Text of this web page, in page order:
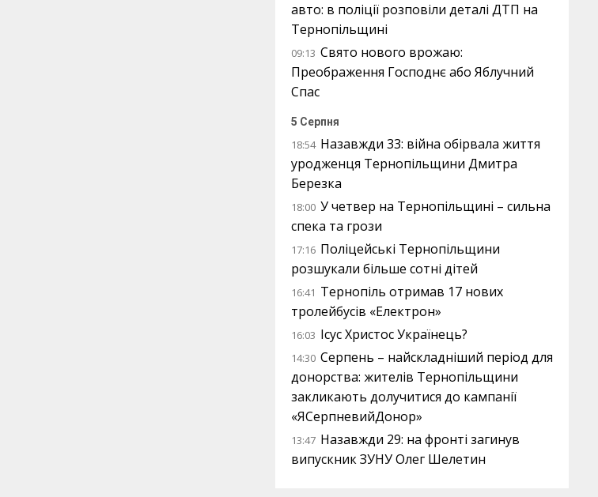
авто: в поліції розповіли деталі ДТП на
Тернопільщині
09:13 Свято нового врожаю:
Преображення Господнє або Яблучний
Спас
5 Серпня
18:54 Назавжди 33: війна обірвала життя
уродженця Тернопільщини Дмитра
Березка
18:00 У четвер на Тернопільщині – сильна
спека та грози
17:16 Поліцейські Тернопільщини
розшукали більше сотні дітей
16:41 Тернопіль отримав 17 нових
тролейбусів «Електрон»
16:03 Ісус Христос Українець?
14:30 Серпень – найскладніший період для
донорства: жителів Тернопільщини
закликають долучитися до кампанії
«ЯСерпневийДонор»
13:47 Назавжди 29: на фронті загинув
випускник ЗУНУ Олег Шелетин